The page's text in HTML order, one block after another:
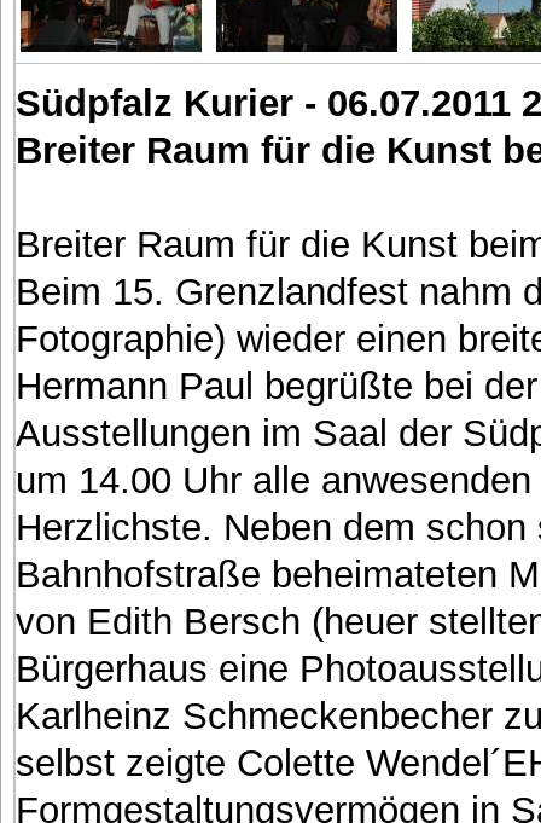
Südpfalz Kurier - 06.07.2011
Breiter Raum für die Kunst
Breiter Raum für die Kunst
Beim 15. Grenzlandfest nahm
Fotographie) wieder einen
Hermann Paul begrüßte bei
Ausstellungen im Saal der
um 14.00 Uhr alle
Herzlichste. Neben dem
Bahnhofstraße beheimateten
von Edith Bersch (heuer
Bürgerhaus eine
Karlheinz Schmeckenbecher
selbst zeigte Colette
Formgestaltungsvermögen in